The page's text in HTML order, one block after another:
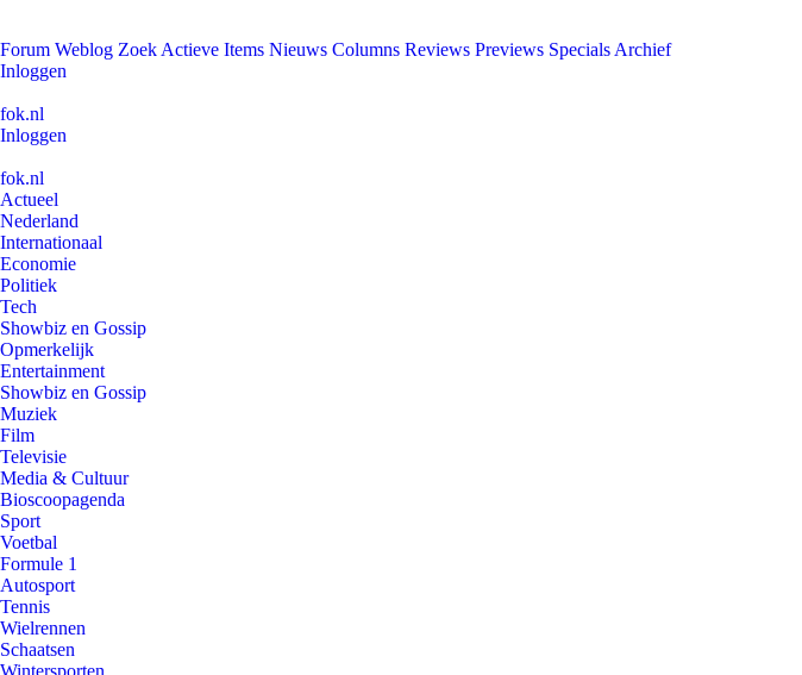
Forum Weblog Zoek Actieve Items Nieuws Columns Reviews Previews Specials Archief
Inloggen
fok.nl
Inloggen
fok.nl
Actueel
Nederland
Internationaal
Economie
Politiek
Tech
Showbiz en Gossip
Opmerkelijk
Entertainment
Showbiz en Gossip
Muziek
Film
Televisie
Media & Cultuur
Bioscoopagenda
Sport
Voetbal
Formule 1
Autosport
Tennis
Wielrennen
Schaatsen
Wintersporten